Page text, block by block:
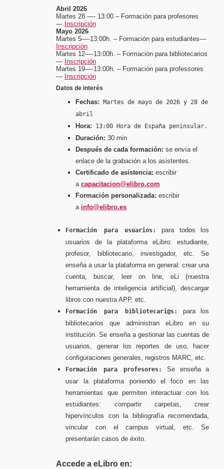
Abril 2026
Martes 28 —- 13:00 – Formación para profesores
—. Inscripción
Mayo 2026
Martes 5—-13:00h. – Formación para estudiantes—
Inscripción
Martes 12—-13:00h. – Formación para bibliotecarios
— Inscripción
Martes 19—-13:00h. – Formación para professores
— Inscripción
Datos de interés
Fechas: Martes de mayo de 2026 y 28 de
abril
Hora: 13:00 Hora de España peninsular.
Duración: 30 min
Después de cada formación: se envía el
enlace de la grabación a los asistentes.
Certificado de asistencia: escribir
a capacitacion@elibro.com
Formación personalizada: escribir
a info@elibro.es
Formación para usuarios:
para todos los
usuarios de la plataforma eLibro: estudiante,
profesor, bibliotecario, investigador, etc. Se
enseña a usar la plataforma en general: crear una
cuenta, buscar, leer on line, eLi (nuestra
herramienta de inteligencia artificial), descargar
libros con nuestra APP, etc.
Formación para bibliotecari@s:
para los
bibliotecarios que administran eLibro en su
institución. Se enseña a gestionar las cuentas de
usuarios, generar los reportes de uso, hacer
configuraciones generales, registros MARC, etc.
Formación para profesores:
Se enseña a
usar la plataforma poniendo el foco en las
herramientas que permiten interactuar con los
estudiantes: compartir carpetas, crear
hipervínculos con la bibliografía recomendada,
vincular con el campus virtual, etc. Se
presentarán casos de éxito.
Accede a eLibro en: